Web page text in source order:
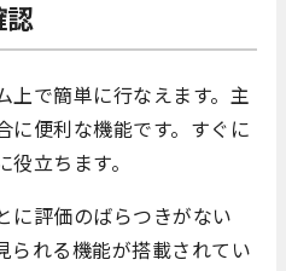
上で簡単に行なえます。主
に便利な機能です。すぐに
立ちます。
に評価のばらつきがない
られる機能が搭載されてい